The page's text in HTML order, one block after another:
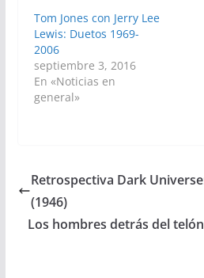
Tom Jones con Jerry Lee
Lewis: Duetos 1969-
2006
septiembre 3, 2016
En «Noticias en
general»
Retrospectiva Dark
(1946)
Los hombres detrás del